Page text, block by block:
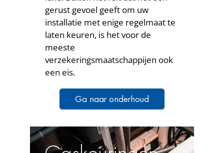
gerust gevoel geeft om uw
installatie met enige regelmaat te
laten keuren, is het voor de
meeste
verzekeringsmaatschappijen ook
een eis.
Ga naar onderhoud